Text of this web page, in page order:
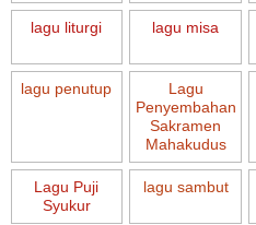
lagu liturgi lagu misa
lagu penutup
Lagu
Penyembahan
Sakramen
Mahakudus
Lagu Puji
Syukur
lagu sambut